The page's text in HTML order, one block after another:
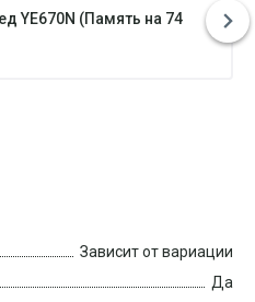
YE670N (Память на 74
Зависит от вариации
Да